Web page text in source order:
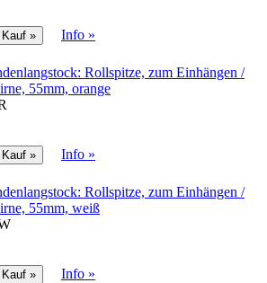
Info »
Rollspitze, zum Einhängen /
55mm, orange
Info »
Rollspitze, zum Einhängen /
55mm, weiß
Info »